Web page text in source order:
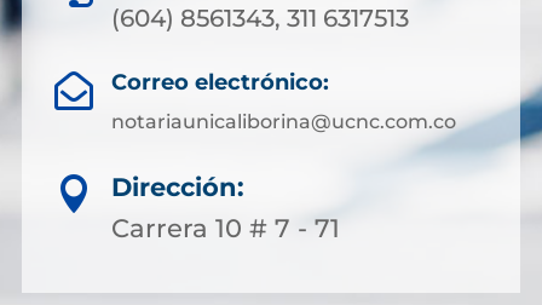
(604) 8561343, 311 6317513
 Correo electrónico:
notariaunicaliborina@ucnc.com.co

Dirección:
Carrera 10 # 7 - 71